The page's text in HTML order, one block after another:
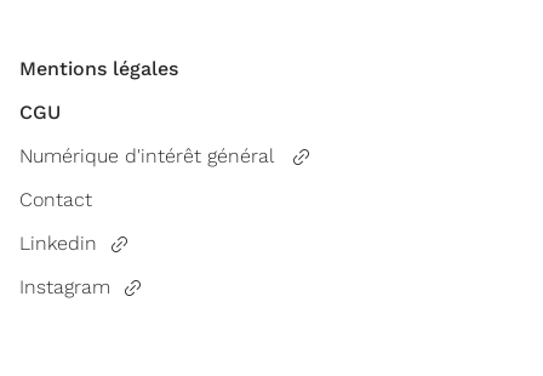
Mentions légales
CGU
Numérique d'intérêt général
Contact
Linkedin
Instagram